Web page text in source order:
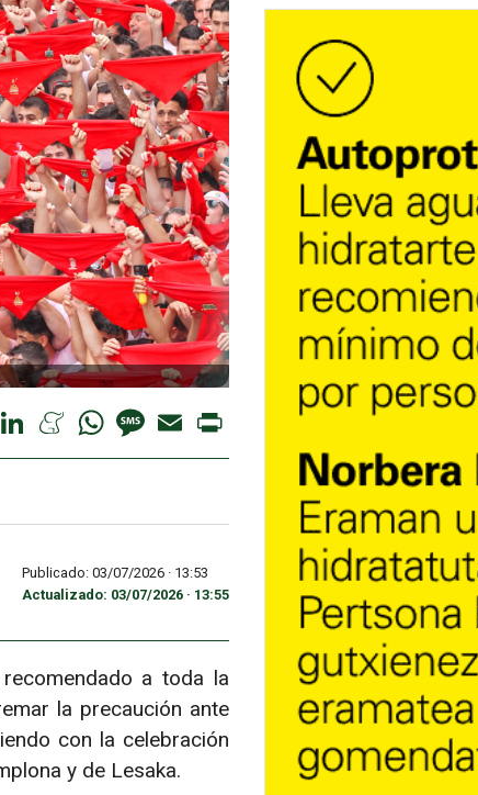
LinkedInMeneameWhatsAppMessage
Email
Publicado: 03/07/2026 · 13:53
Actualizado: 03/07/2026 · 13:55
a toda la
la precaución ante
con la celebración
y de Lesaka.